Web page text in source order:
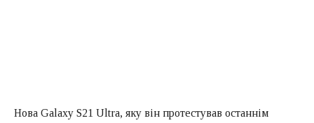
Нова Galaxy S21 Ultra, яку він протестував останнім